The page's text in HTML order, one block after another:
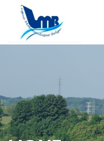
NOS
DE